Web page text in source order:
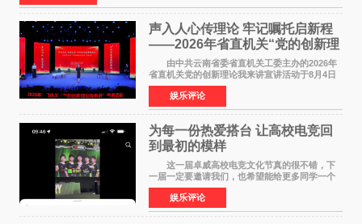
声入人心传理论 牢记嘱托启新程
——2026年省直机关“党的创新理
论我来讲”宣讲活动圆满落幕
由中共云南省委省直机关工委主办的2026年
省直机关党的创新理论我来讲宣讲活动于8月4日
至5日在昆明举办。活动以 "牢记嘱托 感恩奋进
开创云南发展新局面 "为主题，坚持以新时代中国
特色社会主义
娱乐评论
为每一份热爱搭台 让高校电竞回
到最初的模样
这一届卓威高校电竞文化节真的很不错，下
一届一定要邀请我们，也希望能给更多同学一个
来到现场的机会。 2026卓威高校电竞文化节
已经落下帷幕，在活动结束后，仍有不少高校电
竞社负责人和现
娱乐评论